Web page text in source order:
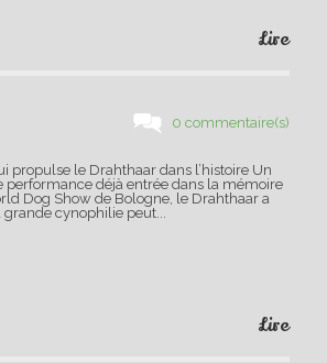
Lire
0 commentaire(s)
le Drahthaar dans l’histoire Un
performance déjà entrée dans la mémoire
Dog Show de Bologne, le Drahthaar a
cynophilie peut...
Lire